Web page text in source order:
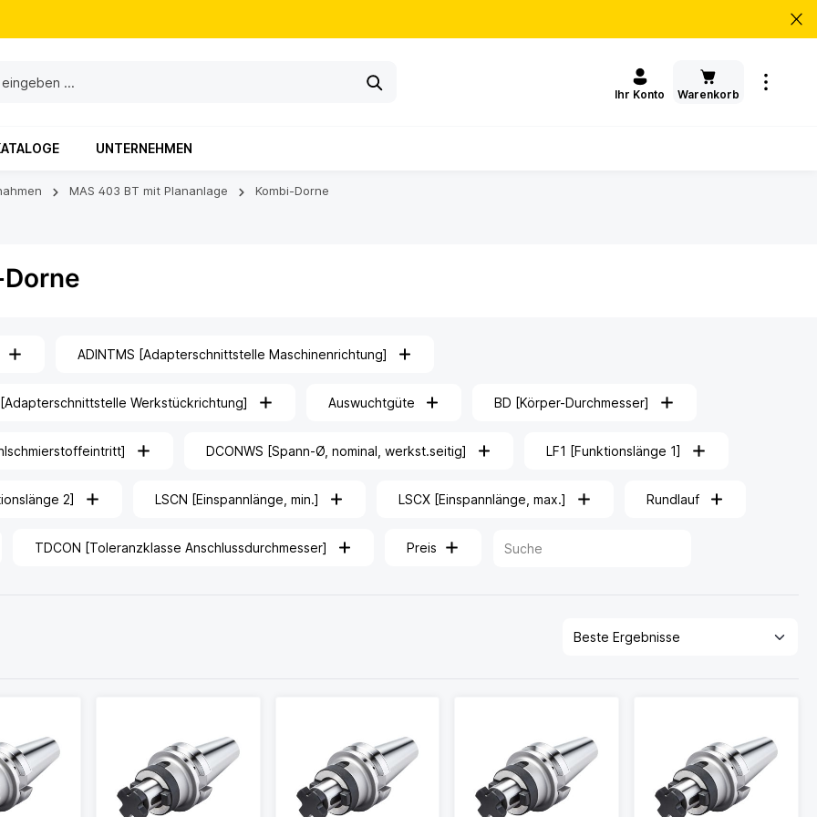
Ihr Konto Warenkorb
UNTERNEHMEN
MAS 403 BT mit Plananlage Kombi-Dorne
ADINTMS [Adapterschnittstelle Maschinenrichtung]
[Adapterschnittstelle Werkstückrichtung] Auswuchtgüte BD [Körper-Durchmesser]
DCONWS [Spann-Ø, nominal, werkst.seitig] LF1 [Funktionslänge 1]
2] LSCN [Einspannlänge, min.] LSCX [Einspannlänge, max.] Rundlauf
TDCON [Toleranzklasse Anschlussdurchmesser] Preis